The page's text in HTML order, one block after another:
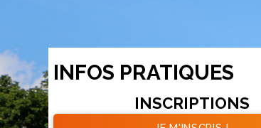
INFOS PRATIQUES
INSCRIPTIONS